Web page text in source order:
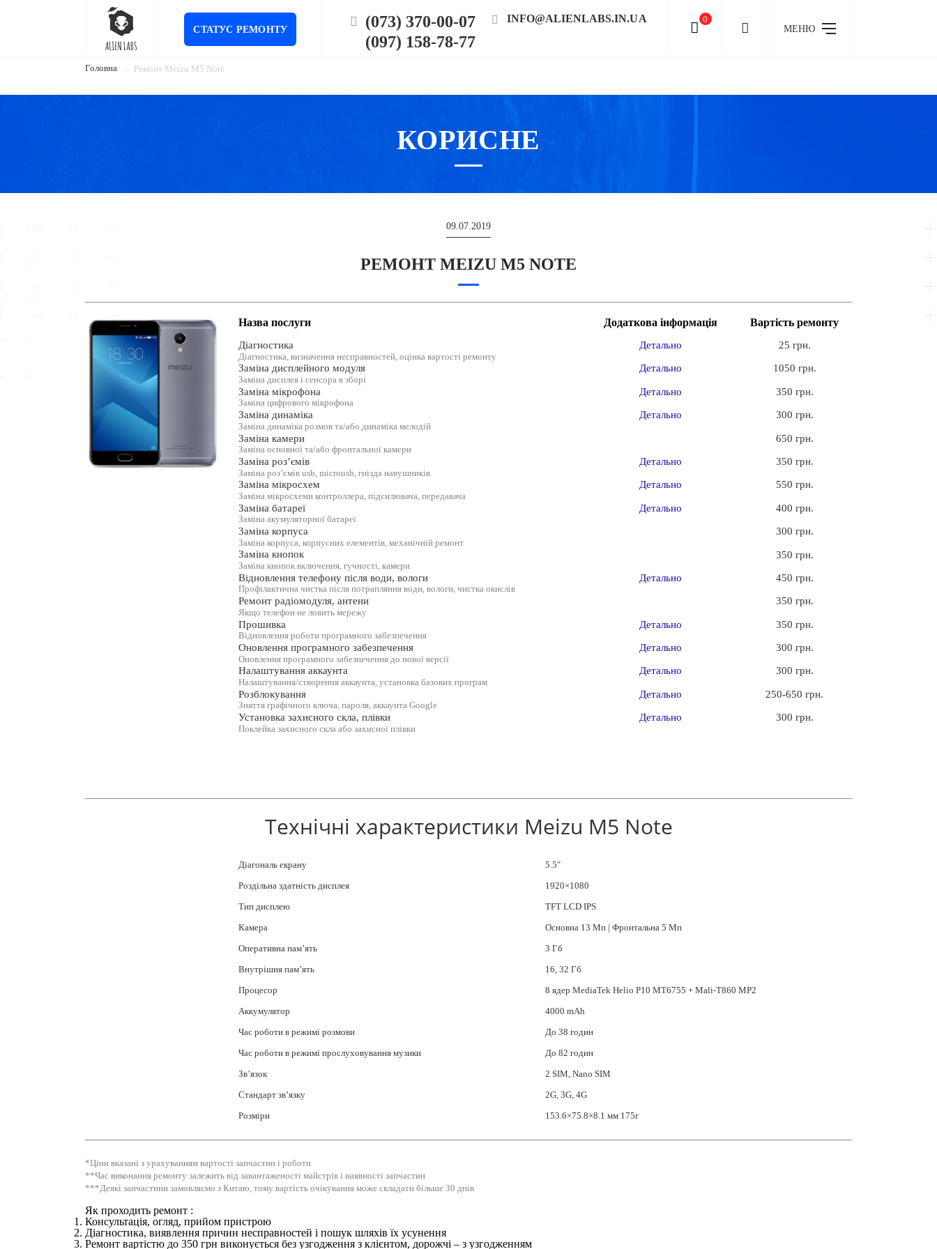
Головна Ремонт Meizu M5 Note
КОРИСНЕ
09.07.2019
РЕМОНТ MEIZU M5 NOTE
Назва послуги
Діагностика
Діагностика, визначення несправностей, оцінка вартості ремонту
Заміна дисплейного модуля
Заміна дисплея і сенсора в зборі
Заміна мікрофона
Заміна цифрового мікрофона
Заміна динаміка
Заміна динаміка розмов та/або динаміка мелодій
Заміна камери
Заміна основної та/або фронтальної камери
Заміна роз’ємів
Заміна роз’ємів usb, microusb, гнізда навушників
Заміна мікросхем
Заміна мікросхеми контроллера, підсилювача, передавача
Заміна батареї
Заміна акумуляторної батареї
Заміна корпуса
Заміна корпуса, корпусних елементів, механічній ремонт
Заміна кнопок
Заміна кнопок включення, гучності, камери
Відновлення телефону після води, вологи
Профілактична чистка після потрапляння води, вологи, чистка окислів
Ремонт радіомодуля, антени
Якщо телефон не ловить мережу
Прошивка
Відновлення роботи програмного забезпечення
Оновлення програмного забезпечення
Оновлення програмного забезпечення до нової версії
Налаштування аккаунта
Налаштування/створення аккаунта, установка базових програм
Розблокування
Зняття графічного ключа, пароля, аккаунта Google
Установка захисного скла, плівки
Поклейка захисного скла або захисної плівки
Додаткова інформація
Детально
Детально
Детально
Детально
Детально
Детально
Детально
Детально
Детально
Детально
Детально
Детально
Детально
Вартість ремонту
25 грн.
1050 грн.
350 грн.
300 грн.
650 грн.
350 грн.
550 грн.
400 грн.
300 грн.
350 грн.
450 грн.
350 грн.
350 грн.
300 грн.
300 грн.
250-650 грн.
300 грн.
Технічні характеристики Meizu M5 Note
Діагональ екрану
Роздільна здатність дисплея
Тип дисплею
Камера
Оперативна пам’ять
Внутрішня пам’ять
Процесор
Аккумулятор
Час роботи в режимі розмови
Час роботи в режимі прослуховування музики
Зв’язок
Стандарт зв’язку
Розміри
5.5″
1920×1080
TFT LCD IPS
Основна 13 Мп | Фронтальна 5 Мп
3 Гб
16, 32 Гб
8 ядер MediaTek Helio P10 MT6755 + Mali-T860 MP2
4000 mAh
До 38 годин
До 82 годин
2 SIM, Nano SIM
2G, 3G, 4G
153.6×75.8×8.1 мм 175г
*Ціни вказані з урахуванням вартості запчастин і роботи
**Час виконання ремонту залежить від завантаженості майстрів і наявності запчастин
***Деякі запчастини замовляємо з Китаю, тому вартість очікування може складати більше 30 днів
Як проходить ремонт :
Консультація, огляд, прийом пристрою
Діагностика, виявлення причин несправностей і пошук шляхів їх усунення
Ремонт вартістю до 350 грн виконується без узгодження з клієнтом, дорожчі – з узгодженням
СТАТУС РЕМОНТУ
(073) 370-00-07
(097) 158-78-77
INFO@ALIENLABS.IN.UA
0
МЕНЮ